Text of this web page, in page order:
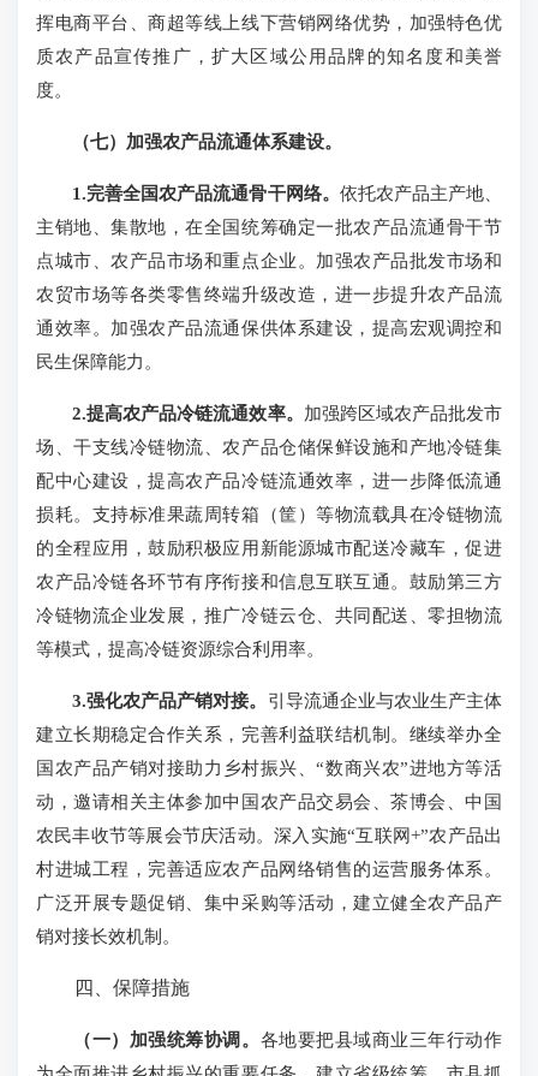
挥电商平台、商超等线上线下营销网络优势，加强特色优
质农产品宣传推广，扩大区域公用品牌的知名度和美誉
度。
（七）加强农产品流通体系建设。
1.完善全国农产品流通骨干网络。 依托农产品主产地、
主销地、集散地，在全国统筹确定一批农产品流通骨干节
点城市、农产品市场和重点企业。加强农产品批发市场和
农贸市场等各类零售终端升级改造，进一步提升农产品流
通效率。加强农产品流通保供体系建设，提高宏观调控和
民生保障能力。
2.提高农产品冷链流通效率。 加强跨区域农产品批发市
场、干支线冷链物流、农产品仓储保鲜设施和产地冷链集
配中心建设，提高农产品冷链流通效率，进一步降低流通
损耗。支持标准果蔬周转箱（筐）等物流载具在冷链物流
的全程应用，鼓励积极应用新能源城市配送冷藏车，促进
农产品冷链各环节有序衔接和信息互联互通。鼓励第三方
冷链物流企业发展，推广冷链云仓、共同配送、零担物流
等模式，提高冷链资源综合利用率。
3.强化农产品产销对接。 引导流通企业与农业生产主体
建立长期稳定合作关系，完善利益联结机制。继续举办全
国农产品产销对接助力乡村振兴、“数商兴农”进地方等活
动，邀请相关主体参加中国农产品交易会、茶博会、中国
农民丰收节等展会节庆活动。深入实施“互联网+”农产品出
村进城工程，完善适应农产品网络销售的运营服务体系。
广泛开展专题促销、集中采购等活动，建立健全农产品产
销对接长效机制。
四、保障措施
（一）加强统筹协调。 各地要把县域商业三年行动作